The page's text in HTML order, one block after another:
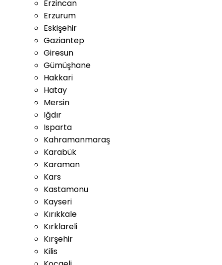
Erzincan
Erzurum
Eskişehir
Gaziantep
Giresun
Gümüşhane
Hakkari
Hatay
Mersin
Iğdır
Isparta
Kahramanmaraş
Karabük
Karaman
Kars
Kastamonu
Kayseri
Kırıkkale
Kırklareli
Kırşehir
Kilis